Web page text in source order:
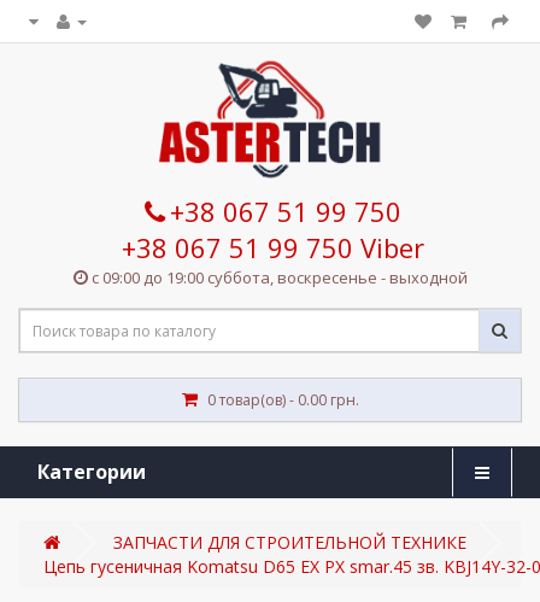
+38 067 51 99 750
+38 067 51 99 750 Viber
с 09:00 до 19:00 суббота, воскресенье - выходной
0 товар(ов) - 0.00 грн.
Категории
ЗАПЧАСТИ ДЛЯ СТРОИТЕЛЬНОЙ ТЕХНИКЕ
Цепь гусеничная Komatsu D65 EX PX smar.45 зв. KBJ14Y-32-